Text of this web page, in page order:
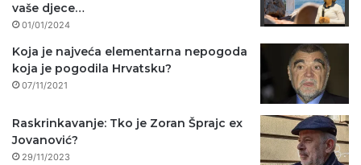
vaše djece…
01/01/2024
Koja je najveća elementarna nepogoda
koja je pogodila Hrvatsku?
07/11/2021
Raskrinkavanje: Tko je Zoran Šprajc ex
Jovanović?
29/11/2023